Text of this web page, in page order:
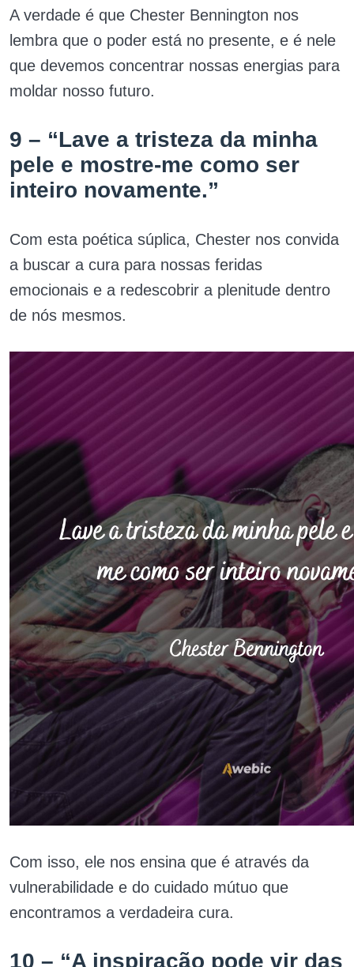
A verdade é que Chester Bennington nos
lembra que o poder está no presente, e é nele
que devemos concentrar nossas energias para
moldar nosso futuro.
9 – “Lave a tristeza da minha
pele e mostre-me como ser
inteiro novamente.”
Com esta poética súplica, Chester nos convida
a buscar a cura para nossas feridas
emocionais e a redescobrir a plenitude dentro
de nós mesmos.
Com isso, ele nos ensina que é através da
vulnerabilidade e do cuidado mútuo que
encontramos a verdadeira cura.
10 – “A inspiração pode vir das